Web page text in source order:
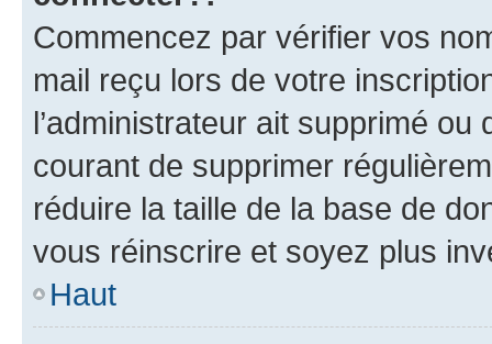
Commencez par vérifier vos
mail reçu lors de votre
l’administrateur ait supprimé
courant de supprimer
réduire la taille de la base de
vous réinscrire et soyez plus
Haut